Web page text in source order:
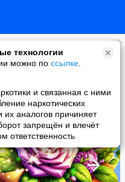
технологии
можно по ссылке
и связанная с ними
наркотических
их аналогов причиняет
запрещён и влечёт
ответственность
красивое!!!